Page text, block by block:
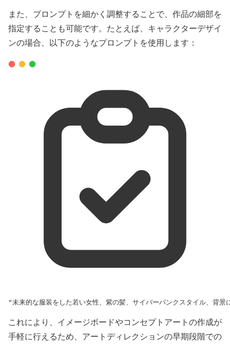
また、プロンプトを細かく調整することで、作品の細部を
指定することも可能です。たとえば、キャラクターデザイ
ンの場合、以下のようなプロンプトを使用します：
"未来的な服装をした若い女性、紫の髪、サイバーパンクスタイル、背景
これにより、イメージボードやコンセプトアートの作成が
手軽に行えるため、アートディレクションの早期段階での